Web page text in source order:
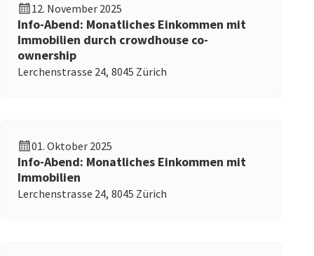
12. November 2025
Info-Abend: Monatliches Einkommen mit
Immobilien durch crowdhouse co-
ownership
Lerchenstrasse 24, 8045 Zürich
01. Oktober 2025
Info-Abend: Monatliches Einkommen mit
Immobilien
Lerchenstrasse 24, 8045 Zürich